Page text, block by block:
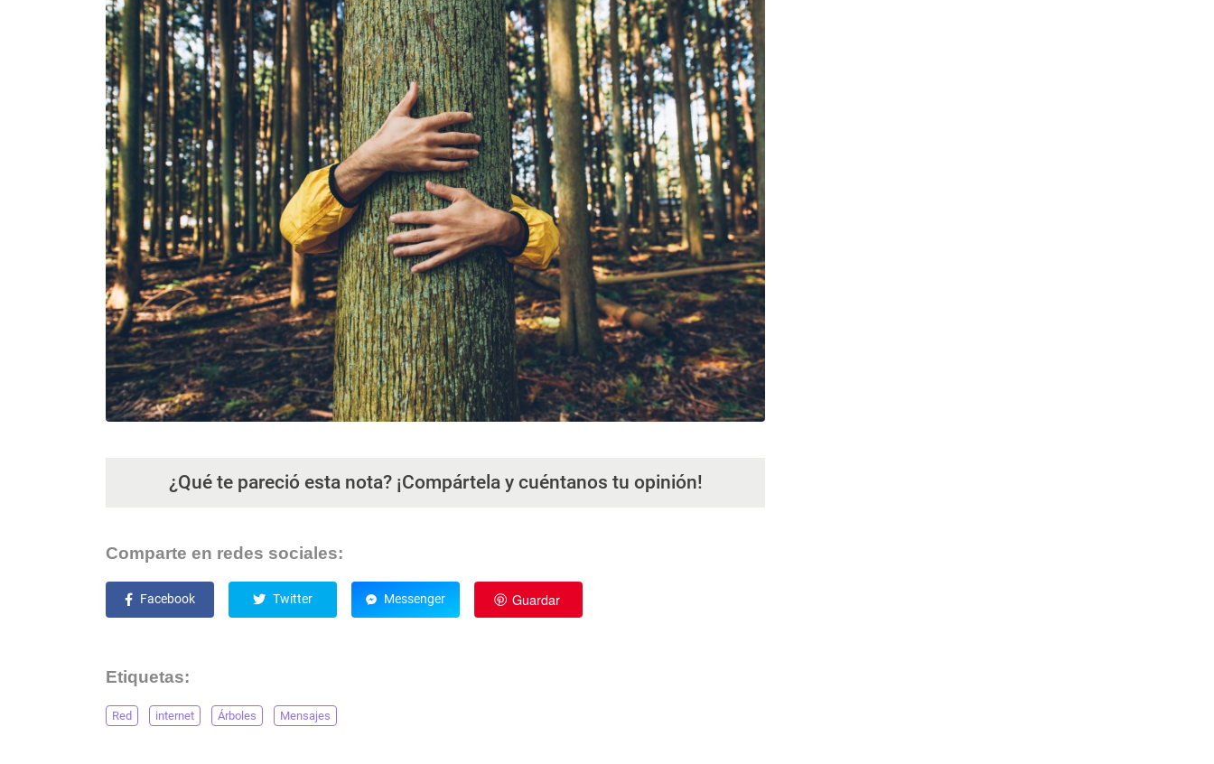
¿Qué te pareció esta nota? ¡Compártela y cuéntanos tu opinión!
Comparte en redes sociales:
Facebook Twitter Messenger Guardar
Etiquetas:
Red internet Árboles Mensajes